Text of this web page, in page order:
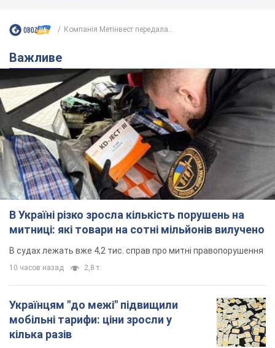
Компанія Метінвест передала...
Важливе
В Україні різко зросла кількість порушень на
митниці: які товари на сотні мільйонів вилучено
В судах лежать вже 4,2 тис. справ про митні правопорушення
10 часов назад 2,8 т.
Українцям "до межі" підвищили
мобільні тарифи: ціни зросли у
кілька разів